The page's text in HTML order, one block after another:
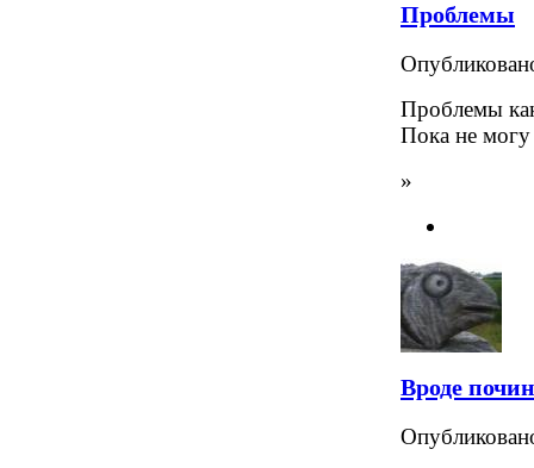
Проблемы
Проблемы
Пока не
»
Вроде